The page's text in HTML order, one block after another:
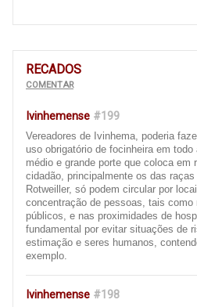
RECADOS
COMENTAR
Ivinhemense #199
Vereadores de Ivinhema, poderia
uso obrigatório de focinheira em todo
médio e grande porte que coloca em
cidadão, principalmente os das
Rotweiller, só podem circular por
concentração de pessoas, tais como
públicos, e nas proximidades de
fundamental por evitar situações de
estimação e seres humanos,
exemplo.
Ivinhemense #198